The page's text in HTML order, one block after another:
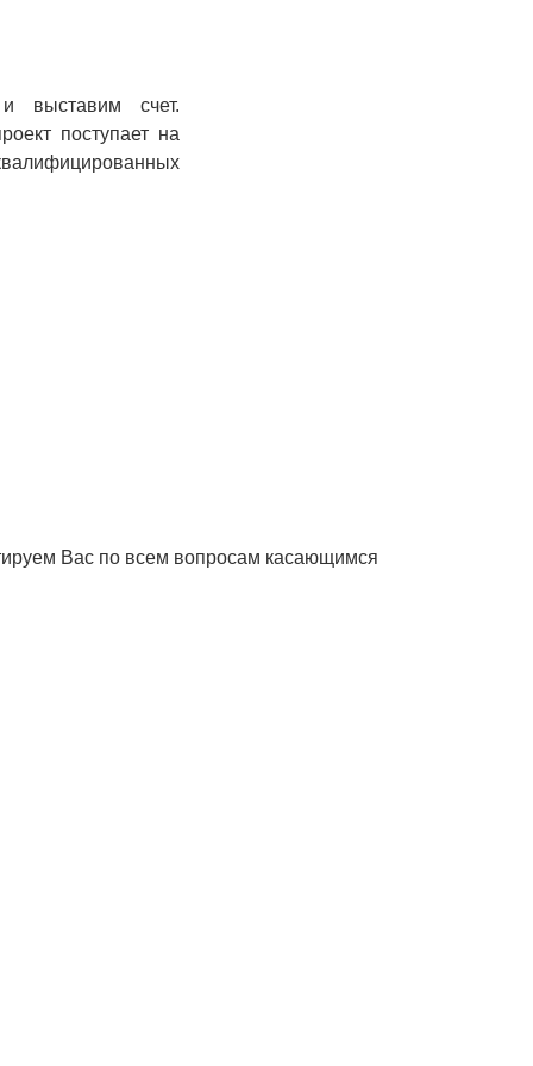
выставим счет.
поступает на
Вас по всем вопросам касающимся